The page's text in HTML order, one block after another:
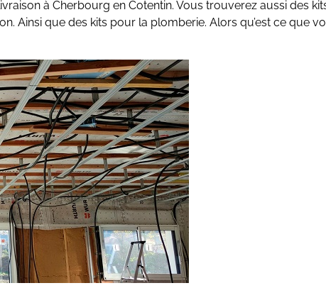
à Cherbourg en Cotentin. Vous trouverez aussi des
Ainsi que des kits pour la plomberie. Alors qu’est ce que